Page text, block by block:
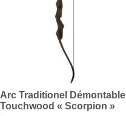
Arc Traditionel Démontable
Touchwood « Scorpion »